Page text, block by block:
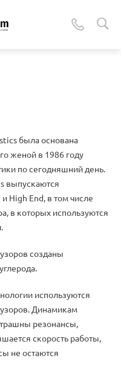
была основана
женой в 1986 году
по сегодняшний день.
выпускаются
и High End, в том числе
, в которых используются
созданы
используются
Динамикам
резонансы,
скорость работы,
не остаются